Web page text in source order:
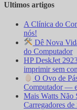
Ultimos artigos
A Clínica do
nós!
Dê Nova
do Computador
HP DeskJet
imprimir sem
O Ovo de
Computador — e
Mais Watts Não
Carregadores